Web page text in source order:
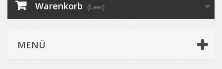
Warenkorb (Leer)
MENÜ